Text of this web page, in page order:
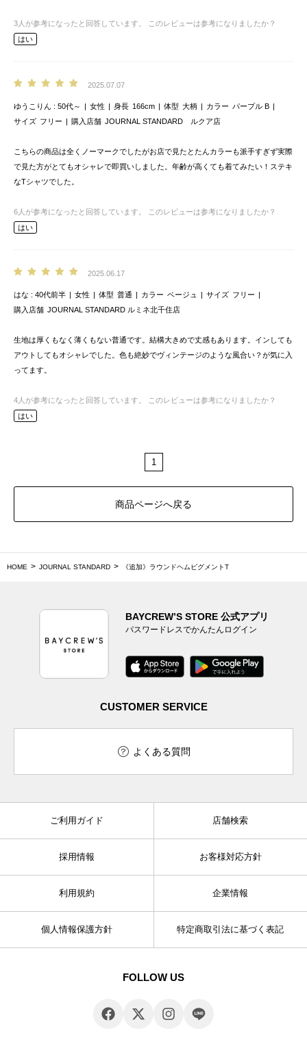
3 人が参考になったと回答しています。
このレビューは参考になりましたか？
はい
2025.07.07
ゆうこりん 50代～ 女性 身長 166cm 体型 大柄 カラー パープル B
サイズ フリー 購入店舗 JOURNAL STANDARD ルクア店
こちらの商品は全くノーマークでしたがお店で見たとたんカラーも派手すぎず実際
で見た方がとてもオシャレで即買いしました。年齢が高くても着てみたい！ステキ
なTシャツでした。
6 人が参考になったと回答しています。
このレビューは参考になりましたか？
はい
2025.06.17
はな 40代前半 女性 体型 普通 カラー ベージュ サイズ フリー
購入店舗 JOURNAL STANDARD ルミネ北千住店
生地は厚くもなく薄くもない普通です。結構大きめで丈感もあります。インしても
アウトしてもオシャレでした。色も絶妙でヴィンテージのような風合い？が気に入
ってます。
4 人が参考になったと回答しています。
このレビューは参考になりましたか？
はい
1
商品ページへ戻る
HOME JOURNAL STANDARD 《追加》ラウンドヘムピグメントT
BAYCREW’S STORE 公式アプリ
パスワードレスでかんたんログイン
CUSTOMER SERVICE
よくある質問
ご利用ガイド 店舗検索
採用情報 お客様対応方針
利用規約 企業情報
個人情報保護方針 特定商取引法に基づく表記
FOLLOW US